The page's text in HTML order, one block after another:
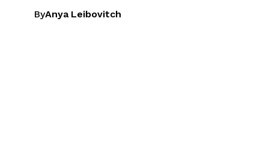
ByAnya Leibovitch